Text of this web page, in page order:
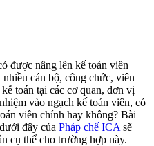
được nâng lên kế toán viên
cán bộ, công chức, viên
toán tại các cơ quan, đơn vị
vào ngạch kế toán viên, có
viên chính hay không? Bài
đây của Pháp chế ICA sẽ
cụ thể cho trường hợp này.